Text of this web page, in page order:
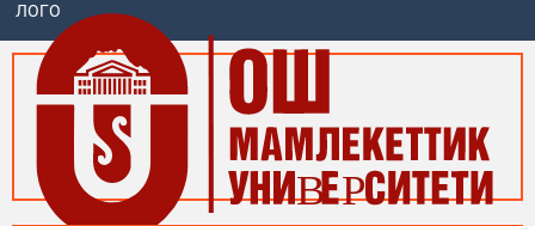
ЛОГО